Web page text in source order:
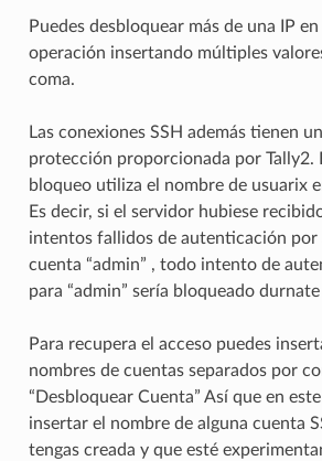
Puedes desbloquear más de una IP
operación insertando múltiples
coma.
Las conexiones SSH además tienen
protección proporcionada por Tally2.
bloqueo utiliza el nombre de usuarix
Es decir, si el servidor hubiese
intentos fallidos de autenticación por
cuenta “admin” , todo intento de
para “admin” sería bloqueado
Para recupera el acceso puedes
nombres de cuentas separados por
“Desbloquear Cuenta” Así que en
insertar el nombre de alguna cuenta
tengas creada y que esté